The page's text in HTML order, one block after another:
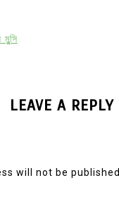
LEAVE A REPLY
will not be published.